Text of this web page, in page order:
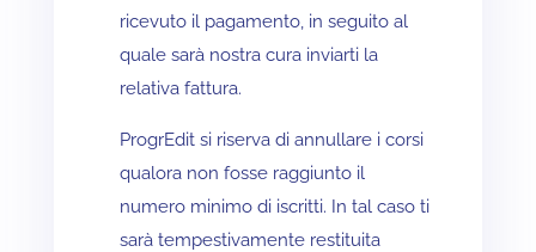
ricevuto il pagamento, in seguito al
quale sarà nostra cura inviarti la
relativa fattura.
ProgrEdit si riserva di annullare i corsi
qualora non fosse raggiunto il
numero minimo di iscritti. In tal caso ti
sarà tempestivamente restituita